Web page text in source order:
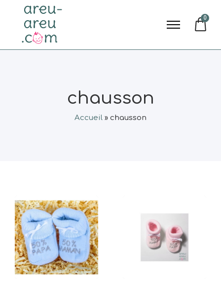
0
chausson
Accueil » chausson